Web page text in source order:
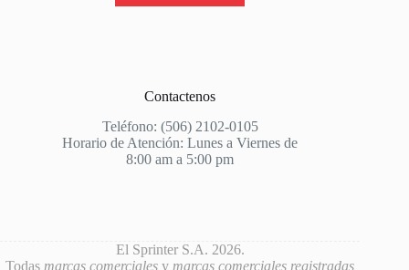
Contactenos
Teléfono: (506) 2102-0105
Horario de Atención: Lunes a Viernes de
8:00 am a 5:00 pm
El Sprinter S.A. 2026.
Todas marcas comerciales y marcas comerciales registradas